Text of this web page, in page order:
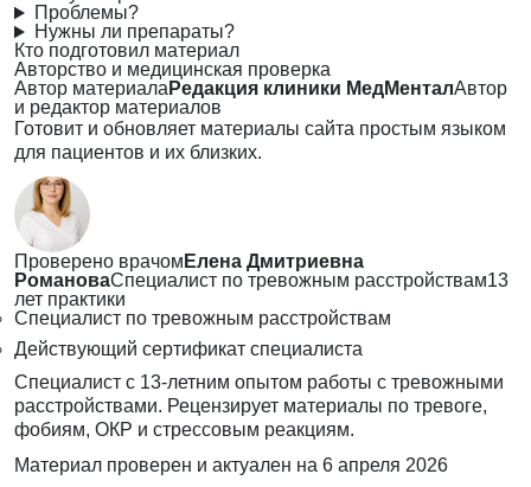
Проблемы?
Нужны ли препараты?
Кто подготовил материал
Авторство и медицинская проверка
Автор материала Редакция клиники МедМенталАвтор
и редактор материалов
Готовит и обновляет материалы сайта простым языком
для пациентов и их близких.
Проверено врачом Елена Дмитриевна
РомановаСпециалист по тревожным расстройствам13
лет практики
Специалист по тревожным расстройствам
Действующий сертификат специалиста
Специалист с 13-летним опытом работы с тревожными
расстройствами. Рецензирует материалы по тревоге,
фобиям, ОКР и стрессовым реакциям.
Материал проверен и актуален на 6 апреля 2026